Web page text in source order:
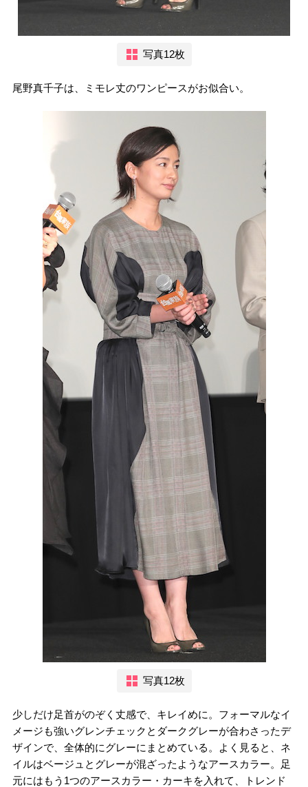
写真12枚
尾野真千子は、ミモレ丈のワンピースがお似合い。
写真12枚
少しだけ足首がのぞく丈感で、キレイめに。フォーマルなイ
メージも強いグレンチェックとダークグレーが合わさったデ
ザインで、全体的にグレーにまとめている。よく見ると、ネ
イルはベージュとグレーが混ざったようなアースカラー。足
元にはもう1つのアースカラー・カーキを入れて、トレンド